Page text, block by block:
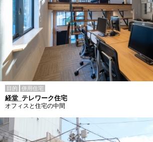
目的 併用住宅
経堂_テレワーク住宅
オフィスと住宅の中間